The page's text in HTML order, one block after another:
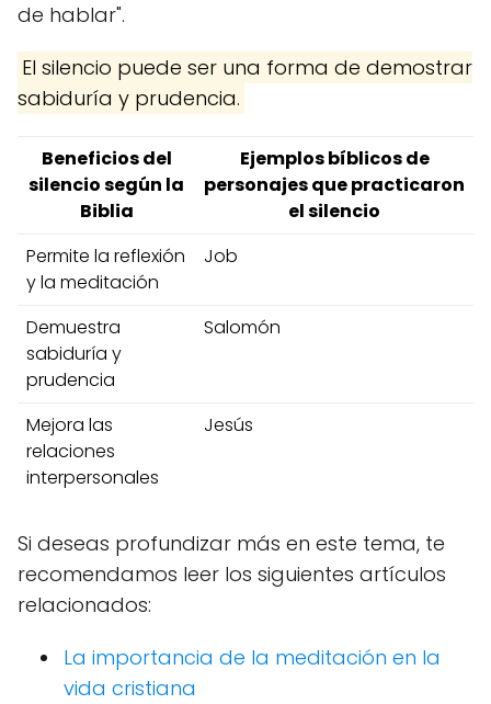
de hablar".
El silencio puede ser una forma de demostrar
sabiduría y prudencia.
Beneficios del
silencio según la
Biblia
Ejemplos bíblicos de
personajes que practicaron
el silencio
Permite la reflexión
y la meditación
Job
Demuestra
sabiduría y
prudencia
Salomón
Mejora las
relaciones
interpersonales
Jesús
Si deseas profundizar más en este tema, te
recomendamos leer los siguientes artículos
relacionados:
La importancia de la meditación en la
vida cristiana